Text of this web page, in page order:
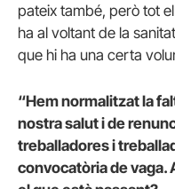
pateix també, però tot
ha al voltant de la
que hi ha una certa
“Hem normalitzat la
nostra salut i de
treballadores i
convocatòria de vaga.